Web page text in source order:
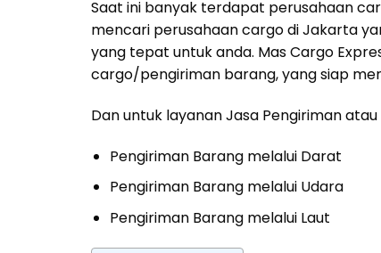
Saat ini banyak terdapat perusahaan
mencari perusahaan cargo di Jakarta
yang tepat untuk anda. Mas Cargo
cargo/pengiriman barang, yang siap
Dan untuk layanan Jasa Pengiriman
Pengiriman Barang melalui Darat
Pengiriman Barang melalui Udara
Pengiriman Barang melalui Laut